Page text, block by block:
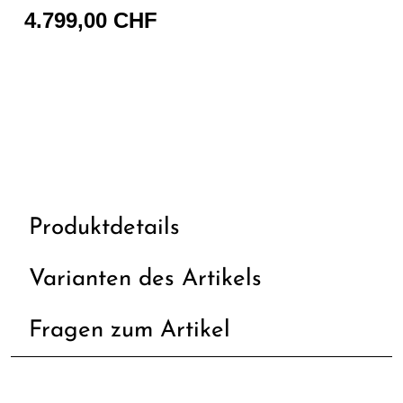
4.799,00 CHF
Produktdetails
Varianten des Artikels
Fragen zum Artikel